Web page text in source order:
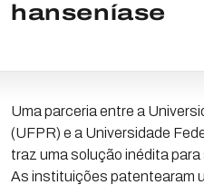
hanseníase
Uma parceria entre a
(UFPR) e a Universidade
traz uma solução inédita
As instituições patentearam